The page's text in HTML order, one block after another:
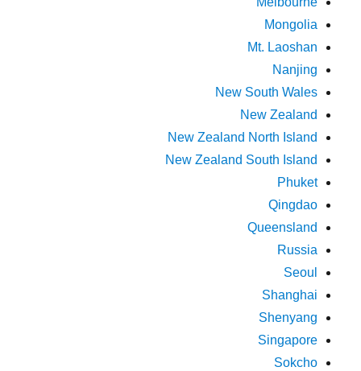
Mongolia
Mt. Laoshan
Nanjing
New South Wales
New Zealand
New Zealand North Island
New Zealand South Island
Phuket
Qingdao
Queensland
Russia
Seoul
Shanghai
Shenyang
Singapore
Sokcho